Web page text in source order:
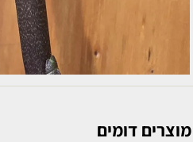
מוצרים דומים